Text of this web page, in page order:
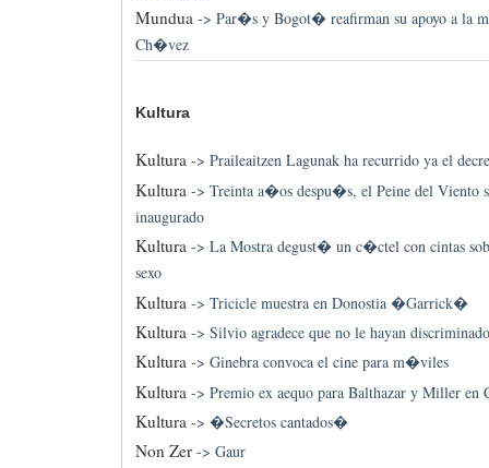
Mundua -> Par�s y Bogot� reafirman su apoyo a la
Ch�vez
Kultura
Kultura-> Praileaitzen Lagunak ha recurrido ya el
Kultura -> Treinta a�os despu�s, el Peine del Viento
inaugurado
Kultura-> La Mostra degust� un c�ctel con cintas
sexo
Kultura -> Tricicle muestra en Donostia �Garrick�
Kultura-> Silvio agradece que no le hayan discriminado
Kultura-> Ginebra convoca el cine para m�viles
Kultura -> Premio ex aequo para Balthazar y Miller en
Kultura-> �Secretos cantados�
Non Zer-> Gaur